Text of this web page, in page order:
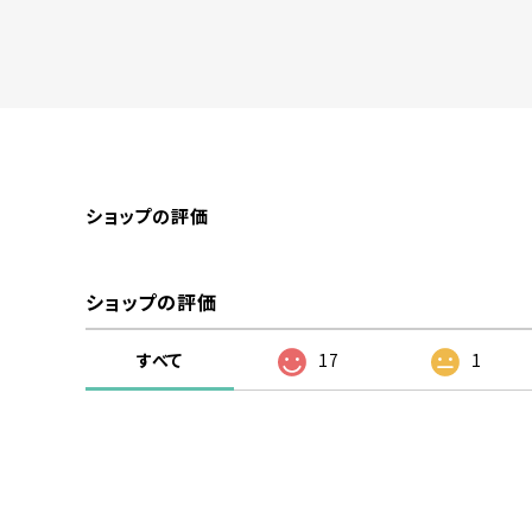
ショップの評価
ショップの評価
すべて 17 1